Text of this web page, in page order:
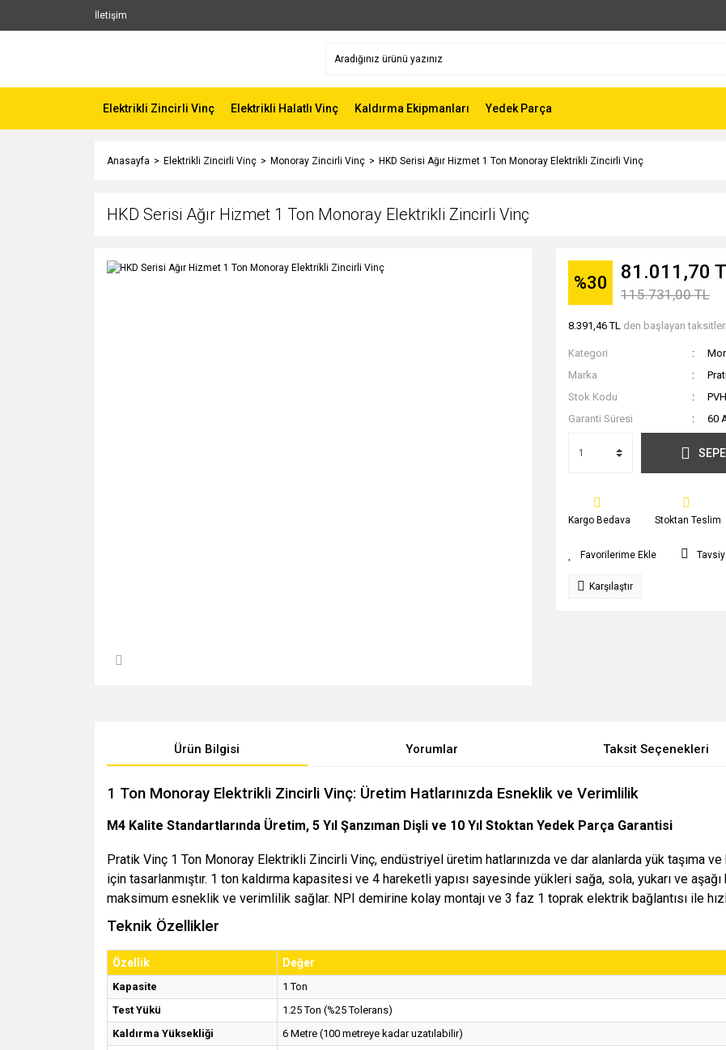
İletişim
Elektrikli Zincirli Vinç Elektrikli Halatlı Vinç Kaldırma Ekipmanları Yedek Parça
Anasayfa Elektrikli Zincirli Vinç Monoray Zincirli Vinç HKD Serisi Ağır Hizmet 1 Ton Monoray Elektrikli Zincirli Vinç
HKD Serisi Ağır Hizmet 1 Ton Monoray Elektrikli Zincirli Vinç
%30 81.011,70
115.731,00 TL
8.391,46 TL den başlayan
Kategori
Marka
Stok Kodu
Garanti Süresi
60
Kargo Bedava Stoktan Teslim
Karşılaştır
Ürün Bilgisi Yorumlar Taksit Seçenekleri
1 Ton Monoray Elektrikli Zincirli Vinç: Üretim Hatlarınızda Esneklik ve Verimlilik
M4 Kalite Standartlarında Üretim, 5 Yıl Şanzıman Dişli ve 10 Yıl Stoktan Yedek Parça Garantisi
Pratik Vinç 1 Ton Monoray Elektrikli Zincirli Vinç, endüstriyel üretim hatlarınızda ve dar alanlarda yük taşıma
için tasarlanmıştır. 1 ton kaldırma kapasitesi ve 4 hareketli yapısı sayesinde yükleri sağa, sola, yukarı ve aşağı
maksimum esneklik ve verimlilik sağlar. NPI demirine kolay montajı ve 3 faz 1 toprak elektrik bağlantısı ile
Teknik Özellikler
Özellik Değer
Kapasite
1 Ton
Test Yükü
1.25 Ton (%25 Tolerans)
Kaldırma Yüksekliği
6 Metre (100 metreye kadar uzatılabilir)